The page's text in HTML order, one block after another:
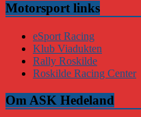
Motorsport links
eSport Racing
Klub Viadukten
Rally Roskilde
Roskilde Racing Center
Om ASK Hedeland